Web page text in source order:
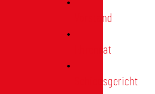
Vorstand
Ehrenrat
Schiedsgericht